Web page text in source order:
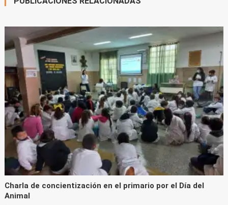
Charla de concientización en el primario por el Día del
Animal